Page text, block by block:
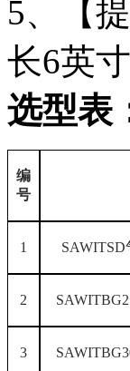
5、【
长6英
选型表
编
号
1
2
3